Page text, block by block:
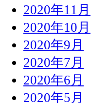
2020年11月
2020年10月
2020年9月
2020年7月
2020年6月
2020年5月